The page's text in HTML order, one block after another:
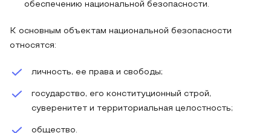
обеспечению национальной безопасности.
К основным объектам национальной безопасности
относятся:
личность, ее права и свободы;
государство, его конституционный строй,
суверенитет и территориальная целостность;
общество.